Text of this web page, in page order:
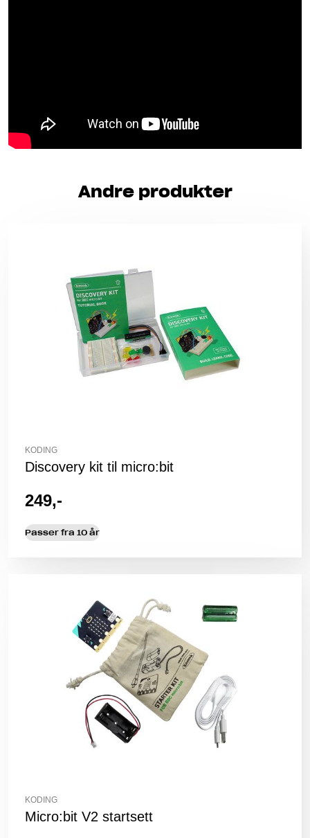
Andre produkter
KODING
Discovery kit til micro:bit
249,-
Passer fra 10 år
KODING
Micro:bit V2 startsett